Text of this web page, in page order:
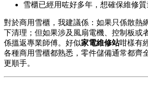
雪櫃已經用咗好多年，想確保維修質
對於商用雪櫃，我建議係：如果只係散熱
下清理；但如果涉及風扇電機、控制板或
係搵返專業師傅。好似家電維修站咁樣有
各種商用雪櫃都熟悉，零件儲備通常都齊
更順手。